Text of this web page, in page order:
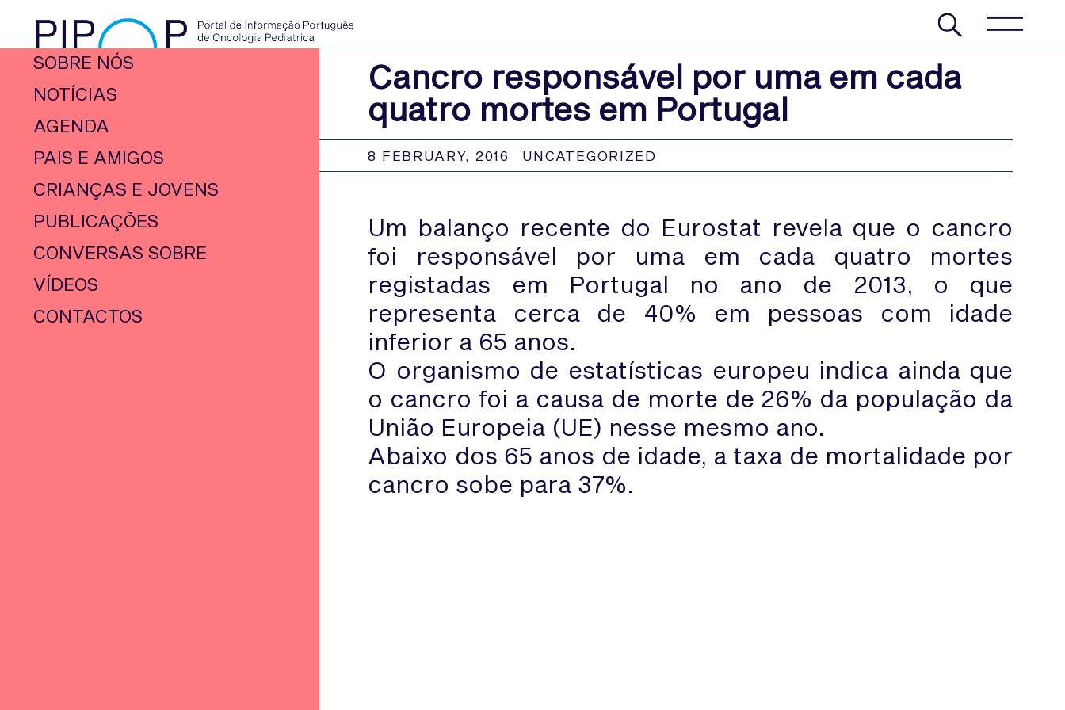
SOBRE NÓS
NOTÍCIAS
AGENDA
PAIS E AMIGOS
CRIANÇAS E JOVENS
PUBLICAÇÕES
CONVERSAS SOBRE
VÍDEOS
CONTACTOS
Cancro responsável por uma em cada
quatro mortes em Portugal
8 FEBRUARY, 2016 UNCATEGORIZED
Um balanço recente do Eurostat revela que o cancro
foi responsável por uma em cada quatro mortes
registadas em Portugal no ano de 2013, o que
representa cerca de 40% em pessoas com idade
inferior a 65 anos.
O organismo de estatísticas europeu indica ainda que
o cancro foi a causa de morte de 26% da população da
União Europeia (UE) nesse mesmo ano.
Abaixo dos 65 anos de idade, a taxa de mortalidade por
cancro sobe para 37%.